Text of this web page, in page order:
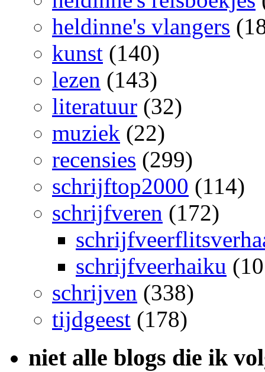
heldinne's vlangers
kunst (140)
lezen (143)
literatuur (32)
muziek (22)
recensies (299)
schrijftop2000 (114)
schrijfveren (172)
schrijfveerhaiku
schrijven (338)
tijdgeest (178)
niet alle blogs die ik